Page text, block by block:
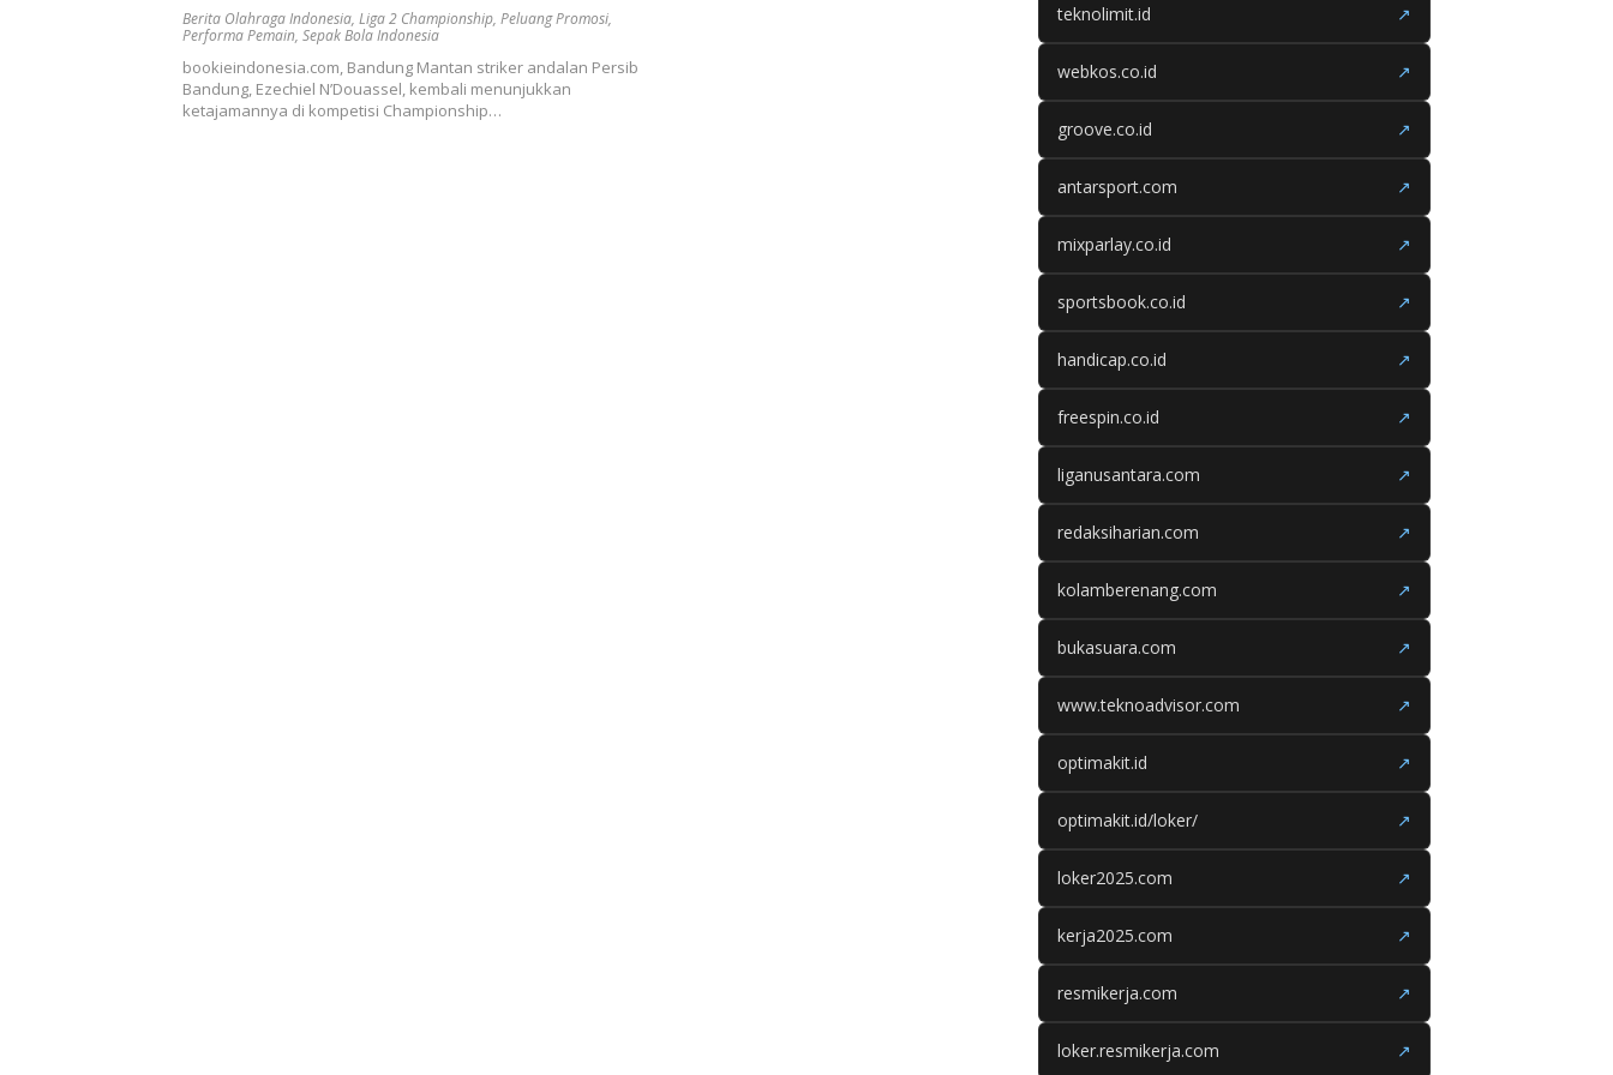
Play-off Promosi
Berita Olahraga Indonesia, Liga 2 Championship, Peluang Promosi,
Performa Pemain, Sepak Bola Indonesia
bookieindonesia.com, Bandung Mantan striker andalan Persib
Bandung, Ezechiel N’Douassel, kembali menunjukkan
ketajamannya di kompetisi Championship…
teknolimit.id ↗
webkos.co.id ↗
groove.co.id ↗
antarsport.com ↗
mixparlay.co.id ↗
sportsbook.co.id ↗
handicap.co.id ↗
freespin.co.id ↗
liganusantara.com ↗
redaksiharian.com ↗
kolamberenang.com ↗
bukasuara.com ↗
www.teknoadvisor.com ↗
optimakit.id ↗
optimakit.id/loker/ ↗
loker2025.com ↗
kerja2025.com ↗
resmikerja.com ↗
loker.resmikerja.com ↗